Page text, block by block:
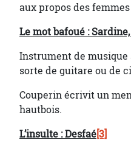
aux propos des femmes
Le mot bafoué : Sardine,
Instrument de musique
sorte de guitare ou de
Couperin écrivit un
hautbois.
L’insulte : Desfaé[3]